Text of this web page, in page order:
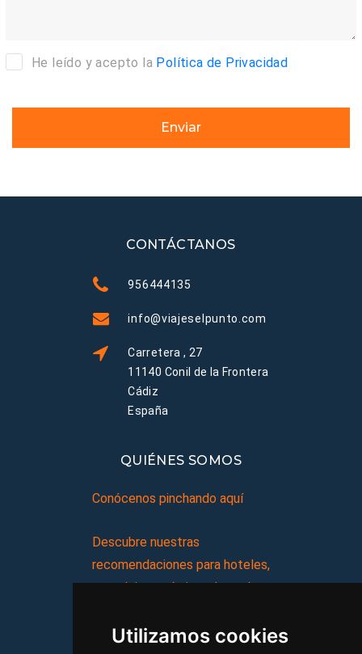
Utilizamos cookies
He leído y acepto la Política de Privacidad
Enviar
CONTÁCTANOS
956444135
info@viajeselpunto.com
Carretera , 27
11140 Conil de la Frontera
Cádiz
España
QUIÉNES SOMOS
Conócenos pinchando aquí
Descubre nuestras
recomendaciones para hoteles,
complejos turísticos, hostales,
viajes, y mucho más!